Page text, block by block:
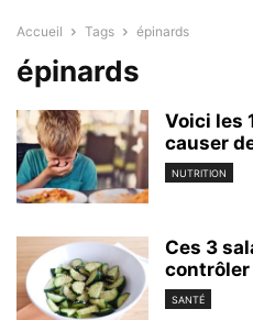
Accueil Tags épinards
épinards
Voici les
causer
NUTRITION
Ces 3
contrôler
SANTÉ